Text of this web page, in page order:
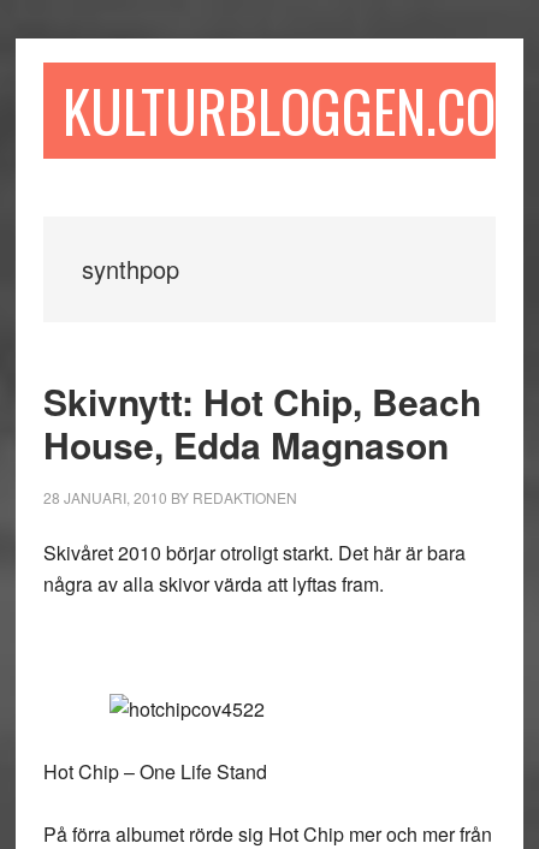
till
till
sidofältet
till
KULTURBLOGGEN.COM
synthpop
Skivnytt: Hot Chip, Beach
House, Edda Magnason
28 JANUARI, 2010 BY REDAKTIONEN
Skivåret 2010 börjar otroligt starkt. Det här är bara
några av alla skivor värda att lyftas fram.
Hot Chip – One Life Stand
På förra albumet rörde sig Hot Chip mer och mer från